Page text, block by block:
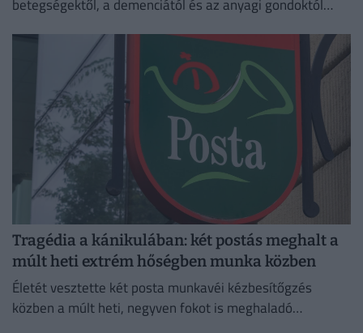
betegségektől, a demenciától és az anyagi gondoktól
Tragédia a kánikulában: két postás meghalt a
múlt heti extrém hőségben munka közben
Életét vesztette két posta munkavéi kézbesítőgzés
közben a múlt heti, negyven fokot is meghaladó